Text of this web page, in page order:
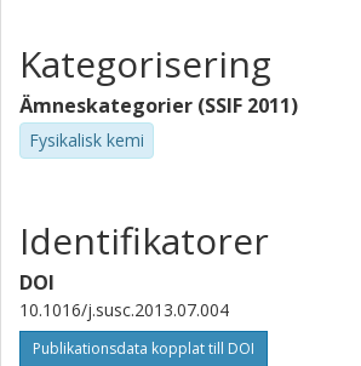
Kategorisering
Ämneskategorier (SSIF 2011)
Fysikalisk kemi
Identifikatorer
DOI
10.1016/j.susc.2013.07.004
Publikationsdata kopplat till DOI